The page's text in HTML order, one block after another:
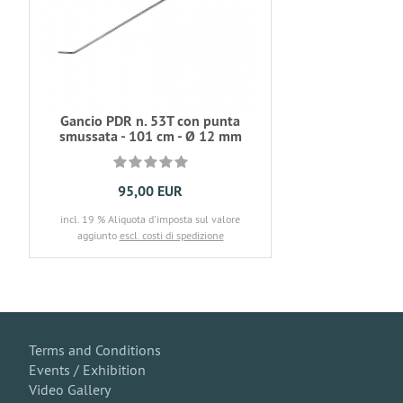
Gancio PDR n. 53T con punta
smussata - 101 cm - Ø 12 mm
95,00 EUR
incl. 19 % Aliquota d'imposta sul valore
aggiunto escl. costi di spedizione
Terms and Conditions
Events / Exhibition
Video Gallery